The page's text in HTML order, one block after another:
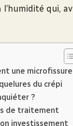
qui,
une microfissure
du crépi
?
de traitement
investissement